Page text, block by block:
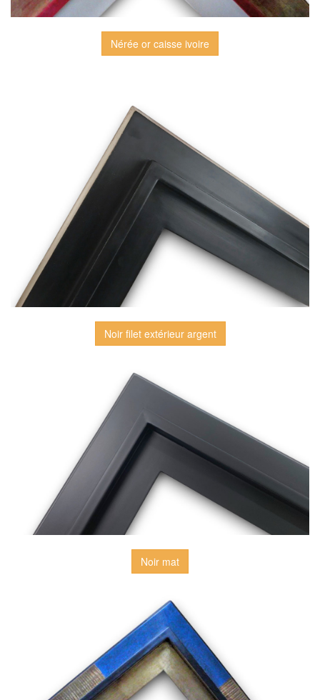
Nérée or caisse ivoire
Noir filet extérieur argent
Noir mat